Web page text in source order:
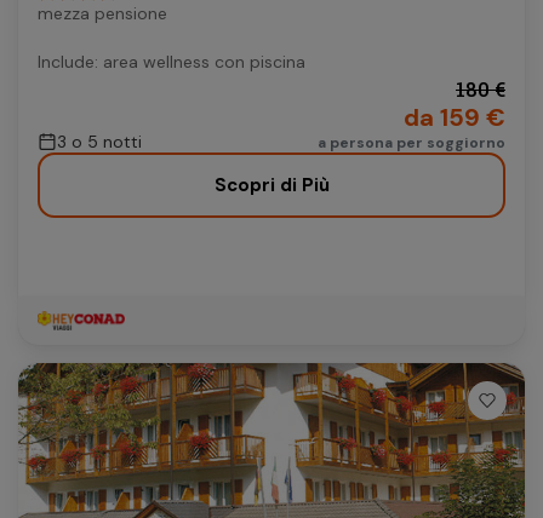
mezza pensione
Include: area wellness con piscina
3 o 5 notti
180 €
da 159 €
a persona per soggiorno
Scopri di Più